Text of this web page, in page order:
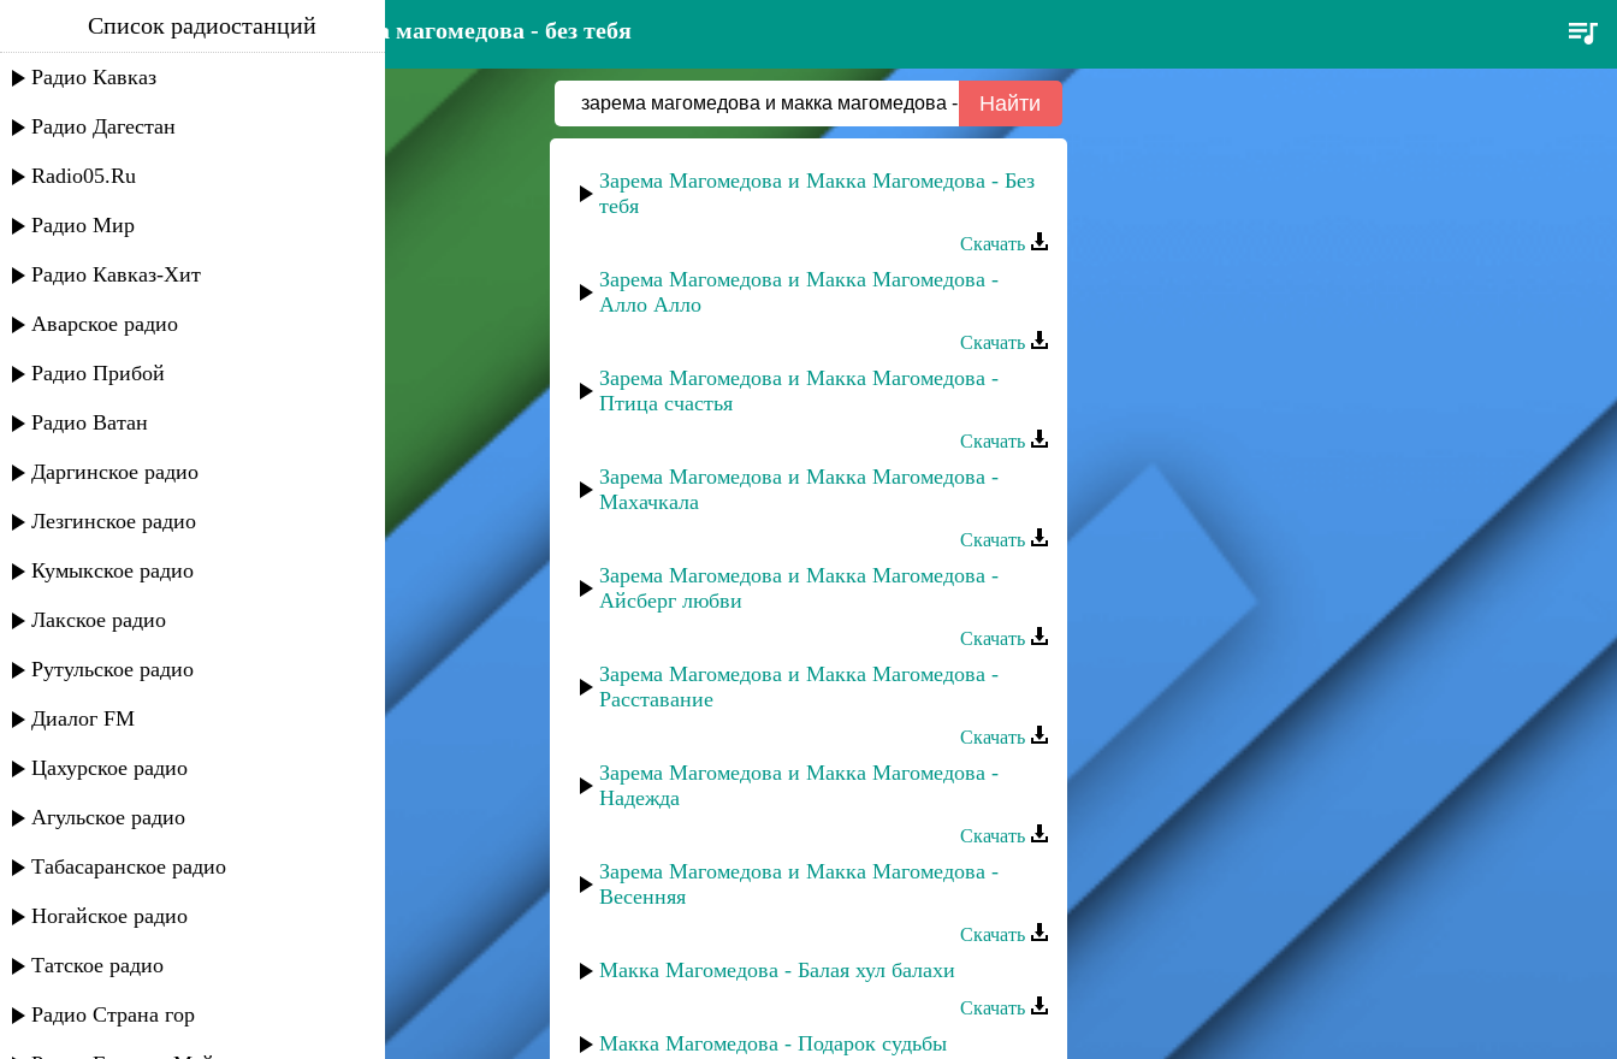
зарема магомедова и макка магомедова - без тебя
Список радиостанций
Радио Кавказ
Радио Дагестан
Radio05.Ru
Радио Мир
Радио Кавказ-Хит
Аварское радио
Радио Прибой
Радио Ватан
Даргинское радио
Лезгинское радио
Кумыкское радио
Лакское радио
Рутульское радио
Диалог FM
Цахурское радио
Агульское радио
Табасаранское радио
Ногайское радио
Татское радио
Радио Страна гор
Зарема Магомедова и Макка Магомедова - Без
тебя
Скачать
Зарема Магомедова и Макка Магомедова -
Алло Алло
Скачать
Зарема Магомедова и Макка Магомедова -
Птица счастья
Скачать
Зарема Магомедова и Макка Магомедова -
Махачкала
Скачать
Зарема Магомедова и Макка Магомедова -
Айсберг любви
Скачать
Зарема Магомедова и Макка Магомедова -
Расставание
Скачать
Зарема Магомедова и Макка Магомедова -
Надежда
Скачать
Зарема Магомедова и Макка Магомедова -
Весенняя
Скачать
Макка Магомедова - Балая хул балахи
Скачать
Макка Магомедова - Подарок судьбы